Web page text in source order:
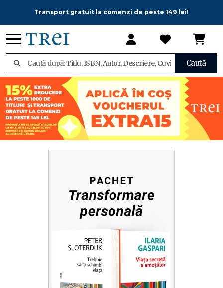
Transport gratuit la comenzi de peste 149 lei!
Caută